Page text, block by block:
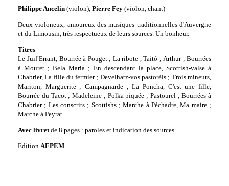
Philippe Ancelin (violon), Pierre Fey (violon, chant)
Deux violoneux, amoureux des musiques traditionnelles d'Auvergne
et du Limousin, très respectueux de leurs sources. Un bonheur.
Titres
Le Juif Errant, Bourrée à Pouget ; La ribote , Taitó ; Arthur ; Bourrées
à Mouret ; Bela Maria ; En descendant la place, Scottish-valse à
Chabrier, La fille du fermier ; Develhatz-vos pastorèls ; Trois mineurs,
Mariton, Marguerite ; Campagnarde ; La Poncha, C'est une fille,
Bourrée du Tacot ; Madeleine ; Polka piquée ; Pastourel ; Bourrées à
Chabrier ; Les conscrits ; Scottishs ; Marche à Péchadre, Ma maire ;
Marche à Peyrat.
Avec livretde 8 pages : paroles et indication des sources.
Edition AEPEM.